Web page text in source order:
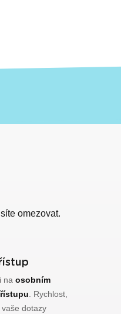
omezovat.
na osobním
. Rychlost,
dotazy